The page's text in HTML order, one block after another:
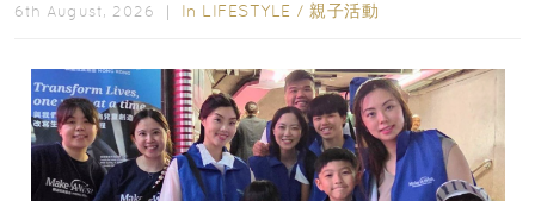
6th August, 2026 ｜ In LIFESTYLE / 親子活動